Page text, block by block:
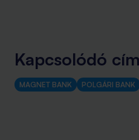
Kapcsolódó
MAGNET BANK POLGÁRI BANK